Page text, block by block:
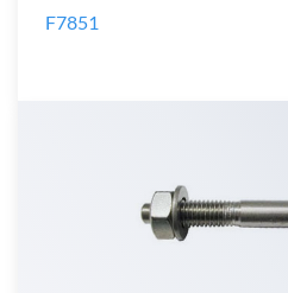
F7851